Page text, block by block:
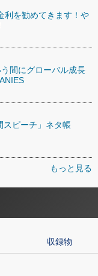
利を勧めてきます！や
間にグローバル成長
スピーチ」ネタ帳
もっと見る
収録物